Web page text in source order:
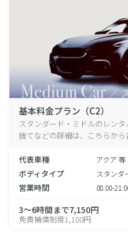
基本料金プラン（C2）
スタンダード・ミドルのレン
捨てなどの詳細は、こちらから
代表車種 アクア 等
ボディタイプ スタンダ
営業時間 08:00-
3～6時間まで7,150円
免責補償制度1,100円